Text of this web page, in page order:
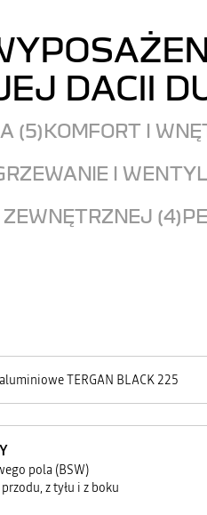
DACII
(5)KOMFORT I
I
(4)
TERGAN BLACK 225
pola (BSW)
z tyłu i z boku